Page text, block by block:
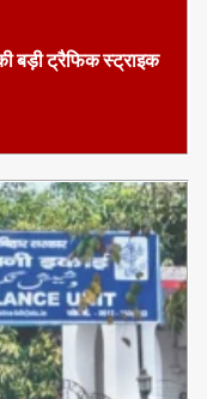
बड़ी ट्रैफिक स्ट्राइक